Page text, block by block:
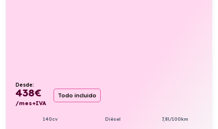
Desde:
438€
/mes+IVA
Todo incluido
140cv Diésel 7,8l/100km